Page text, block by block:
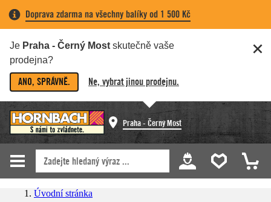
Doprava zdarma na všechny balíky od 1 500 Kč
Je Praha - Černý Most skutečně vaše
prodejna?
ANO, SPRÁVNĚ. Ne, vybrat jinou prodejnu.
Praha - Černý Most
Úvodní stránka